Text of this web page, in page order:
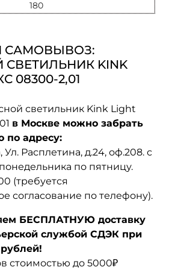
180
САМОВЫВОЗ:
KINK
08300-2,01
светильник Kink Light
в Москве можно забрать
по адресу:
Ул. Расплетина, д.24, оф.208. с
по пятницу.
(требуется
согласование по телефону).
БЕСПЛАТНУЮ доставку
службой СДЭК при
стоимостью до 5000₽